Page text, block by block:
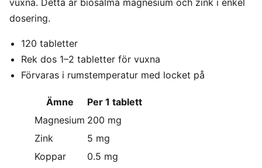
vuxna. Detta är biosalma magnesium och zink i enkel
dosering.
120 tabletter
Rek dos 1–2 tabletter för vuxna
Förvaras i rumstemperatur med locket på
Ämne
Per 1 tablett
Magnesium 200 mg
Zink
5 mg
Koppar
0.5 mg